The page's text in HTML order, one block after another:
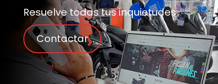
Resuelve todas tus inquietudes
Contactar